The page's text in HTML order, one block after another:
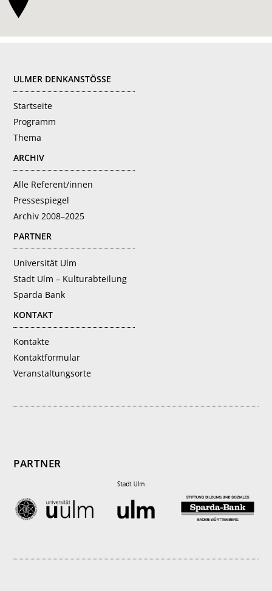
ULMER DENKANSTÖSSE
Startseite
Programm
Thema
ARCHIV
Alle Referent/innen
Pressespiegel
Archiv 2008–2025
PARTNER
Universität Ulm
Stadt Ulm – Kulturabteilung
Sparda Bank
KONTAKT
Kontakte
Kontaktformular
Veranstaltungsorte
PARTNER